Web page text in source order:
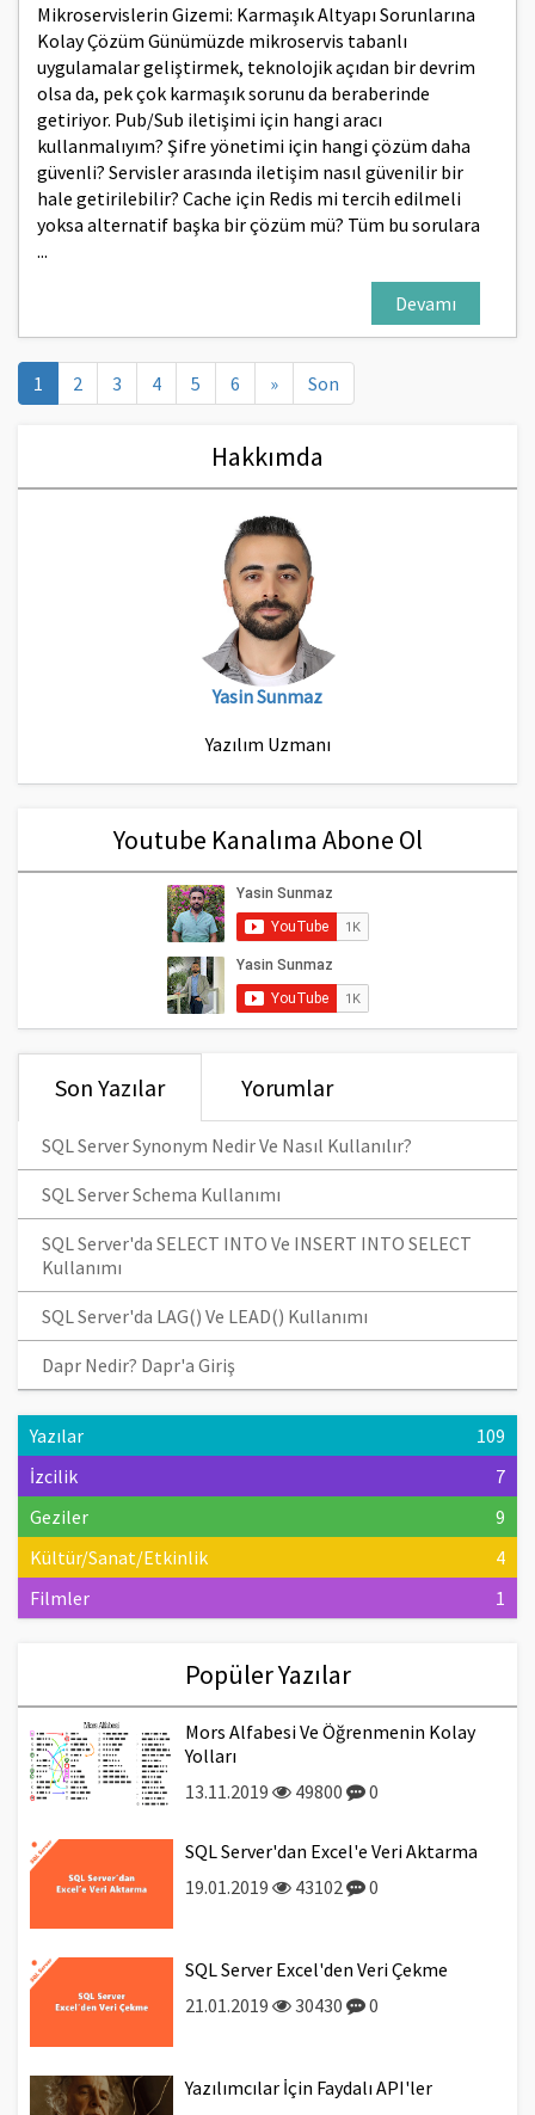
Mikroservislerin Gizemi: Karmaşık Altyapı Sorunlarına
Kolay Çözüm Günümüzde mikroservis tabanlı
uygulamalar geliştirmek, teknolojik açıdan bir devrim
olsa da, pek çok karmaşık sorunu da beraberinde
getiriyor. Pub/Sub iletişimi için hangi aracı
kullanmalıyım? Şifre yönetimi için hangi çözüm daha
güvenli? Servisler arasında iletişim nasıl güvenilir bir
hale getirilebilir? Cache için Redis mi tercih edilmeli
yoksa alternatif başka bir çözüm mü? Tüm bu sorulara
...
Devamı
1 (current)
2 3 4 5 6 » Son
Hakkımda
Yasin Sunmaz
Yazılım Uzmanı
Youtube Kanalıma Abone Ol
Son Yazılar Yorumlar
SQL Server Synonym Nedir Ve Nasıl Kullanılır?
SQL Server Schema Kullanımı
SQL Server'da SELECT INTO Ve INSERT INTO SELECT
Kullanımı
SQL Server'da LAG() Ve LEAD() Kullanımı
Dapr Nedir? Dapr'a Giriş
Yazılar
109
İzcilik
7
Geziler
9
Kültür/Sanat/Etkinlik
4
Filmler
1
Popüler Yazılar
Mors Alfabesi Ve Öğrenmenin Kolay
Yolları
13.11.2019
49800 0
SQL Server'dan Excel'e Veri Aktarma
19.01.2019
43102 0
SQL Server Excel'den Veri Çekme
21.01.2019
30430 0
Yazılımcılar İçin Faydalı API'ler